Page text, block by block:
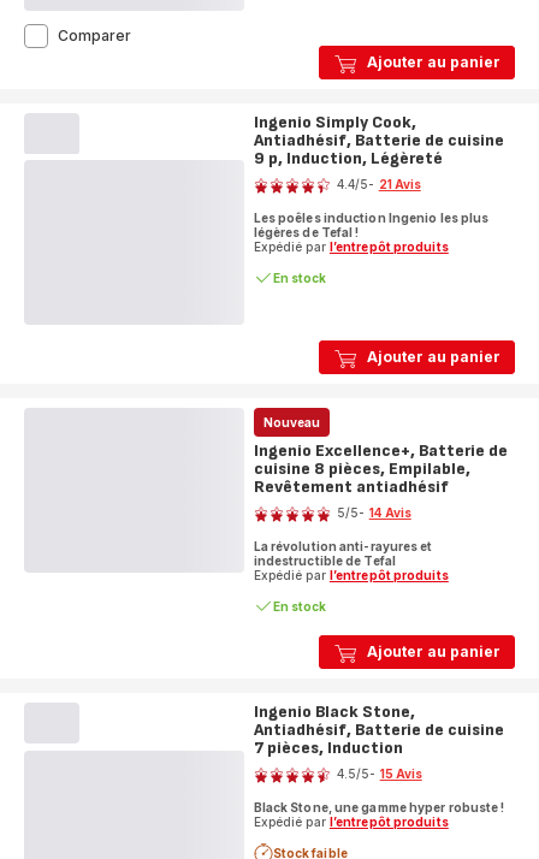
Ajouter au panier
ComparerIngenio
Ajouter au panier
Ingenio Simply Cook,
Antiadhésif, Batterie de cuisine
9 p, Induction, Légèreté
Note
4.4/5- 21 Avis
Les poêles induction Ingenio les plus
légères de Tefal !
Expédié par l’entrepôt produits
En stock
Ajouter au panier
Nouveau
Ingenio Excellence+, Batterie de
cuisine 8 pièces, Empilable,
Revêtement antiadhésif
Note
5
étoiles
(moyenne)
5/5- 14 Avis
La révolution anti-rayures et
indestructible de Tefal
Expédié par l’entrepôt produits
En stock
Ingenio Black Stone,
Antiadhésif, Batterie de cuisine
7 pièces, Induction
Note
4.5/5- 15 Avis
Black Stone, une gamme hyper robuste !
Expédié par l’entrepôt produits
Stock faible